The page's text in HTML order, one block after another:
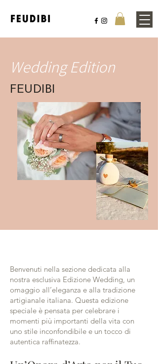
Wedding Edition
FEUDIBI
Benvenuti nella sezione dedicata alla
nostra esclusiva Edizione Wedding, un
omaggio all’eleganza e alla tradizione
artigianale italiana. Questa edizione
speciale è pensata per celebrare i
momenti più importanti della vita con
uno stile inconfondibile e un tocco di
autentica raffinatezza.